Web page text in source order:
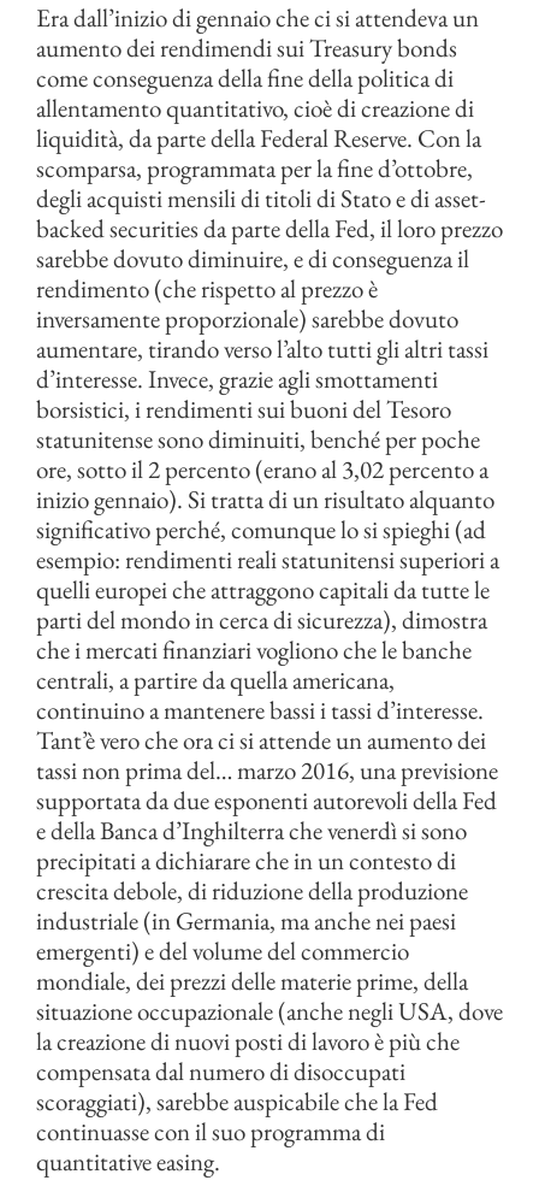
Era dall’inizio di gennaio che ci si attendeva un
aumento dei rendimendi sui Treasury bonds
come conseguenza della fine della politica di
allentamento quantitativo, cioè di creazione di
liquidità, da parte della Federal Reserve. Con la
scomparsa, programmata per la fine d’ottobre,
degli acquisti mensili di titoli di Stato e di asset-
backed securities da parte della Fed, il loro prezzo
sarebbe dovuto diminuire, e di conseguenza il
rendimento (che rispetto al prezzo è
inversamente proporzionale) sarebbe dovuto
aumentare, tirando verso l’alto tutti gli altri tassi
d’interesse. Invece, grazie agli smottamenti
borsistici, i rendimenti sui buoni del Tesoro
statunitense sono diminuiti, benché per poche
ore, sotto il 2 percento (erano al 3,02 percento a
inizio gennaio). Si tratta di un risultato alquanto
significativo perché, comunque lo si spieghi (ad
esempio: rendimenti reali statunitensi superiori a
quelli europei che attraggono capitali da tutte le
parti del mondo in cerca di sicurezza), dimostra
che i mercati finanziari vogliono che le banche
centrali, a partire da quella americana,
continuino a mantenere bassi i tassi d’interesse.
Tant’è vero che ora ci si attende un aumento dei
tassi non prima del… marzo 2016, una previsione
supportata da due esponenti autorevoli della Fed
e della Banca d’Inghilterra che venerdì si sono
precipitati a dichiarare che in un contesto di
crescita debole, di riduzione della produzione
industriale (in Germania, ma anche nei paesi
emergenti) e del volume del commercio
mondiale, dei prezzi delle materie prime, della
situazione occupazionale (anche negli USA, dove
la creazione di nuovi posti di lavoro è più che
compensata dal numero di disoccupati
scoraggiati), sarebbe auspicabile che la Fed
continuasse con il suo programma di
quantitative easing.